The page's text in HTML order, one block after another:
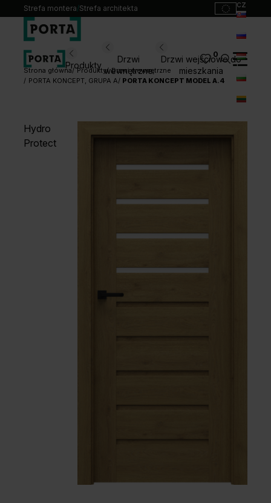
Strefa montera/Strefa architekta cz
hu
Produkty
Drzwi
wewnętrzne
Drzwi wejściowe do
mieszkania
0
Wybierz swoje drzwi
Katalogi
Kontakt
Strona główna Produkty Drzwi wewnętrzne
PORTA KONCEPT, GRUPA A
PORTA KONCEPT MODEL A.4
Hydro
Protect